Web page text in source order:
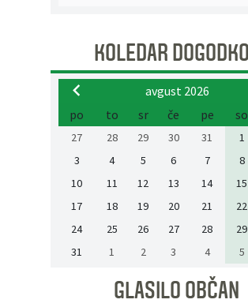
KOLEDAR
avgust 2026
po
to sr če pe so
27 28 29 30 31 1
3
4 5 6 7 8
10
11 12 13 14 15
17
18 19 20 21 22
24
25 26 27 28 29
31
1 2 3 4 5
GLASILO OBČAN